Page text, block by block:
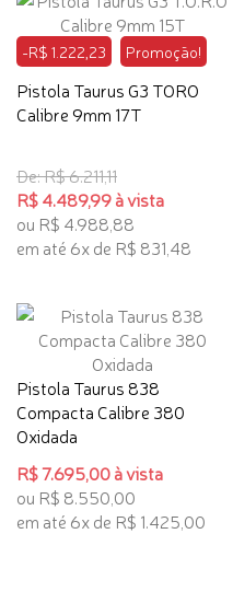
-R$ 1.222,23 Promoção!
Pistola Taurus G3 TORO
Calibre 9mm 17T
De: R$ 6.211,11
R$ 4.489,99 à vista
ou R$ 4.988,88
em até 6x de R$ 831,48
Pistola Taurus 838
Compacta Calibre 380
Oxidada
R$ 7.695,00 à vista
ou R$ 8.550,00
em até 6x de R$ 1.425,00